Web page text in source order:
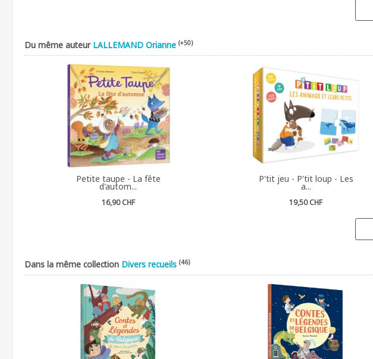
Du même auteur LALLEMAND Orianne (+50)
Petite taupe - La fête
d'autom...
16,90 CHF
P'tit jeu - P'tit loup - Les
a...
19,50 CHF
Dans la même collection Divers recueils (46)